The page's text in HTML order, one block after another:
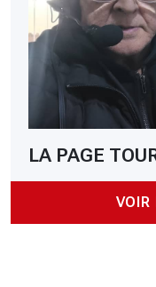
LA PAGE
VOIR